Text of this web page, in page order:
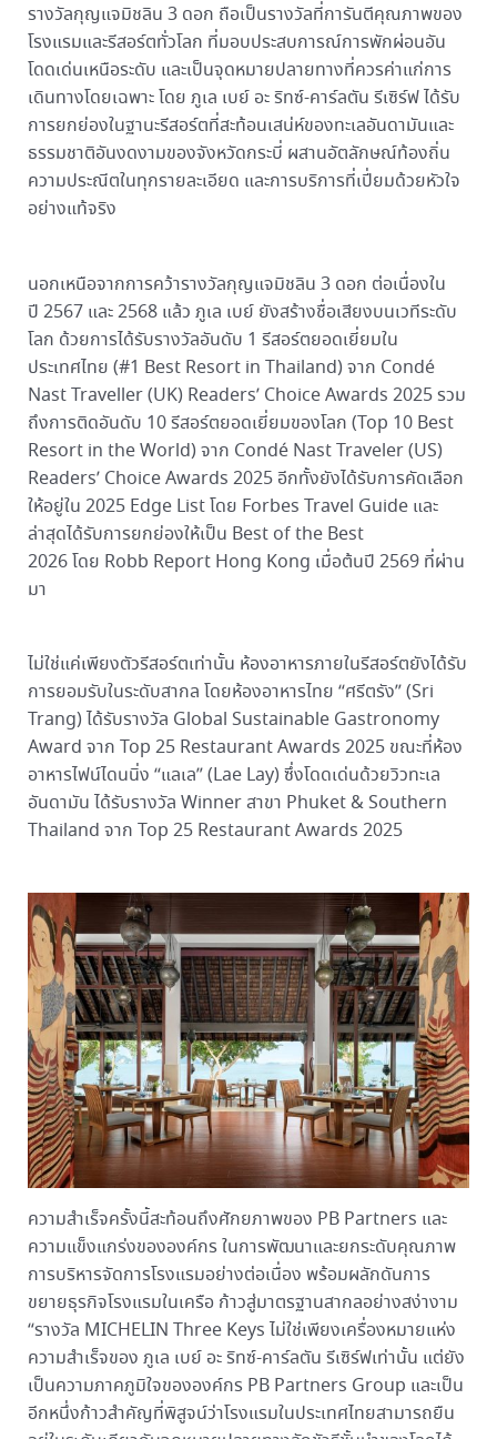
รางวัลกุญแจมิชลิน 3 ดอก ถือเป็นรางวัลที่การันตีคุณภาพของ
โรงแรมและรีสอร์ตทั่วโลก ที่มอบประสบการณ์การพักผ่อนอัน
โดดเด่นเหนือระดับ และเป็นจุดหมายปลายทางที่ควรค่าแก่การ
เดินทางโดยเฉพาะ โดย ภูเล เบย์ อะ ริทซ์-คาร์ลตัน รีเซิร์ฟ ได้รับ
การยกย่องในฐานะรีสอร์ตที่สะท้อนเสน่ห์ของทะเลอันดามันและ
ธรรมชาติอันงดงามของจังหวัดกระบี่ ผสานอัตลักษณ์ท้องถิ่น
ความประณีตในทุกรายละเอียด และการบริการที่เปี่ยมด้วยหัวใจ
อย่างแท้จริง
นอกเหนือจากการคว้ารางวัลกุญแจมิชลิน 3 ดอก ต่อเนื่องใน
ปี 2567 และ 2568 แล้ว ภูเล เบย์ ยังสร้างชื่อเสียงบนเวทีระดับ
โลก ด้วยการได้รับรางวัลอันดับ 1 รีสอร์ตยอดเยี่ยมใน
ประเทศไทย (#1 Best Resort in Thailand) จาก Condé
Nast Traveller (UK) Readers’ Choice Awards 2025 รวม
ถึงการติดอันดับ 10 รีสอร์ตยอดเยี่ยมของโลก (Top 10 Best
Resort in the World) จาก Condé Nast Traveler (US)
Readers’ Choice Awards 2025 อีกทั้งยังได้รับการคัดเลือก
ให้อยู่ใน 2025 Edge List โดย Forbes Travel Guide และ
ล่าสุดได้รับการยกย่องให้เป็น Best of the Best
2026 โดย Robb Report Hong Kong เมื่อต้นปี 2569 ที่ผ่าน
มา
ไม่ใช่แค่เพียงตัวรีสอร์ตเท่านั้น ห้องอาหารภายในรีสอร์ตยังได้รับ
การยอมรับในระดับสากล โดยห้องอาหารไทย “ศรีตรัง” (Sri
Trang) ได้รับรางวัล Global Sustainable Gastronomy
Award จาก Top 25 Restaurant Awards 2025 ขณะที่ห้อง
อาหารไฟน์ไดนนิ่ง “แลเล” (Lae Lay) ซึ่งโดดเด่นด้วยวิวทะเล
อันดามัน ได้รับรางวัล Winner สาขา Phuket & Southern
Thailand จาก Top 25 Restaurant Awards 2025
ความสำเร็จครั้งนี้สะท้อนถึงศักยภาพของ PB Partners และ
ความแข็งแกร่งขององค์กร ในการพัฒนาและยกระดับคุณภาพ
การบริหารจัดการโรงแรมอย่างต่อเนื่อง พร้อมผลักดันการ
ขยายธุรกิจโรงแรมในเครือ ก้าวสู่มาตรฐานสากลอย่างสง่างาม
“รางวัล MICHELIN Three Keys ไม่ใช่เพียงเครื่องหมายแห่ง
ความสำเร็จของ ภูเล เบย์ อะ ริทซ์-คาร์ลตัน รีเซิร์ฟเท่านั้น แต่ยัง
เป็นความภาคภูมิใจขององค์กร PB Partners Group และเป็น
อีกหนึ่งก้าวสำคัญที่พิสูจน์ว่าโรงแรมในประเทศไทยสามารถยืน